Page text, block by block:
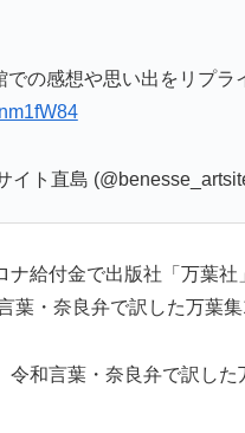
での感想や思い出をリプ
イト直島
ナ給付金で出版社「万葉
葉・奈良弁で訳した万葉
和言葉・奈良弁で訳した